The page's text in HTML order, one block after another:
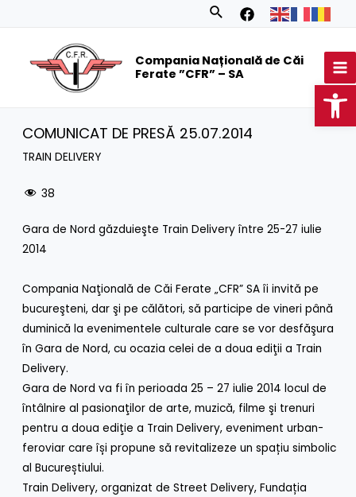
Search
Compania Națională de Căi
Ferate ”CFR” – SA
COMUNICAT DE PRESĂ 25.07.2014
TRAIN DELIVERY
38
Gara de Nord găzduieşte Train Delivery între 25-27 iulie
2014
Compania Naţională de Căi Ferate „CFR” SA îi invită pe
bucureşteni, dar şi pe călători, să participe de vineri până
duminică la evenimentele culturale care se vor desfăşura
în Gara de Nord, cu ocazia celei de a doua ediţii a Train
Delivery.
Gara de Nord va fi în perioada 25 – 27 iulie 2014 locul de
întâlnire al pasionaţilor de arte, muzică, filme şi trenuri
pentru a doua ediţie a Train Delivery, eveniment urban-
feroviar care își propune să revitalizeze un spațiu simbolic
al Bucureștiului.
Train Delivery, organizat de Street Delivery, Fundația